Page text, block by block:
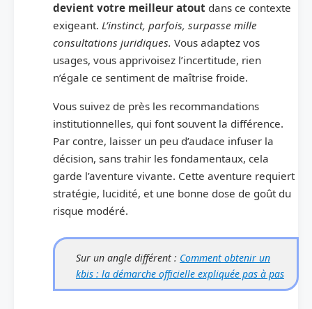
devient votre meilleur atout dans ce contexte
exigeant. L’instinct, parfois, surpasse mille
consultations juridiques. Vous adaptez vos
usages, vous apprivoisez l’incertitude, rien
n’égale ce sentiment de maîtrise froide.
Vous suivez de près les recommandations
institutionnelles, qui font souvent la différence.
Par contre, laisser un peu d’audace infuser la
décision, sans trahir les fondamentaux, cela
garde l’aventure vivante. Cette aventure requiert
stratégie, lucidité, et une bonne dose de goût du
risque modéré.
Sur un angle différent : Comment obtenir un
kbis : la démarche officielle expliquée pas à pas